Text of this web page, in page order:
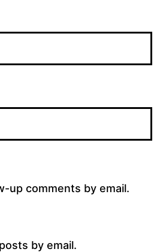
up comments by email.
by email.